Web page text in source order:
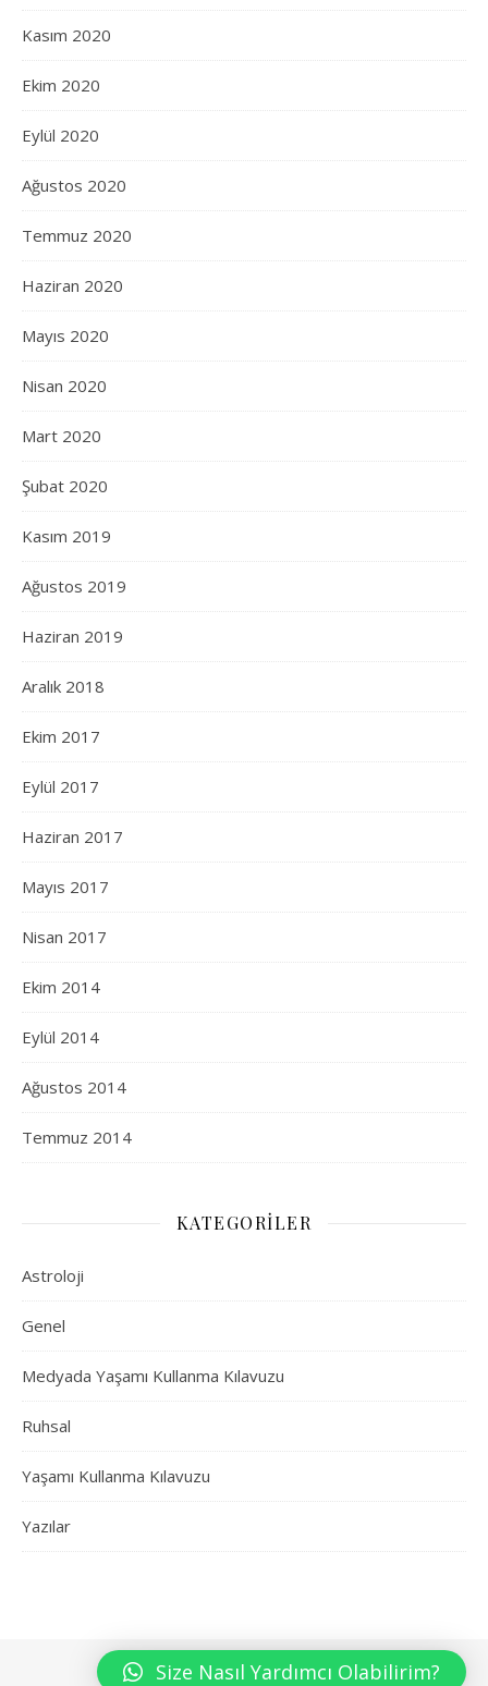
Kasım 2020
Ekim 2020
Eylül 2020
Ağustos 2020
Temmuz 2020
Haziran 2020
Mayıs 2020
Nisan 2020
Mart 2020
Şubat 2020
Kasım 2019
Ağustos 2019
Haziran 2019
Aralık 2018
Ekim 2017
Eylül 2017
Haziran 2017
Mayıs 2017
Nisan 2017
Ekim 2014
Eylül 2014
Ağustos 2014
Temmuz 2014
KATEGORILER
Astroloji
Genel
Medyada Yaşamı Kullanma Kılavuzu
Ruhsal
Yaşamı Kullanma Kılavuzu
Yazılar
WP Royal tarafından Ashe teması.
Size Nasıl Yardımcı Olabilirim?